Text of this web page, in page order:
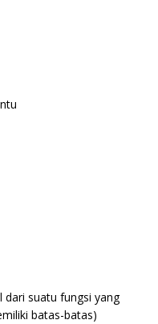
dari suatu fungsi yang
batas-batas)